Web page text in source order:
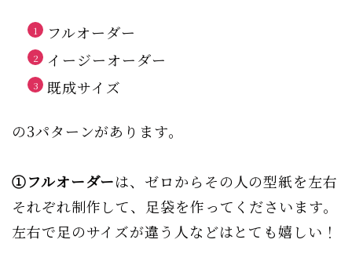
フルオーダー
イージーオーダー
既成サイズ
の3パターンがあります。
①フルオーダーは、ゼロからその人の型紙を左右
それぞれ制作して、足袋を作ってくださいます。
左右で足のサイズが違う人などはとても嬉しい！